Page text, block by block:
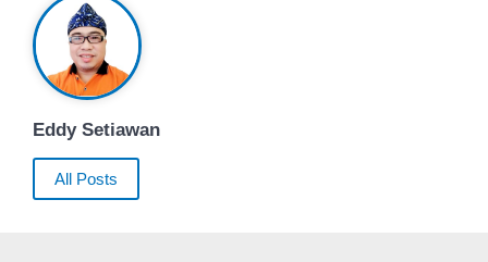
Eddy Setiawan
All Posts